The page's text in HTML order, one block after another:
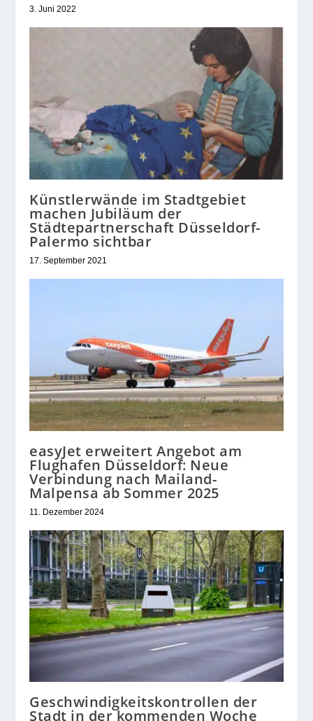
3. Juni 2022
Künstlerwände im Stadtgebiet
machen Jubiläum der
Städtepartnerschaft Düsseldorf-
Palermo sichtbar
17. September 2021
easyJet erweitert Angebot am
Flughafen Düsseldorf: Neue
Verbindung nach Mailand-
Malpensa ab Sommer 2025
11. Dezember 2024
Geschwindigkeitskontrollen der
Stadt in der kommenden Woche